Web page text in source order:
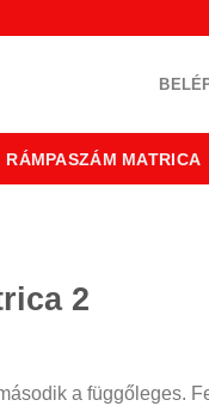
RÁMPASZÁM MATRICA
2
a függőleges.